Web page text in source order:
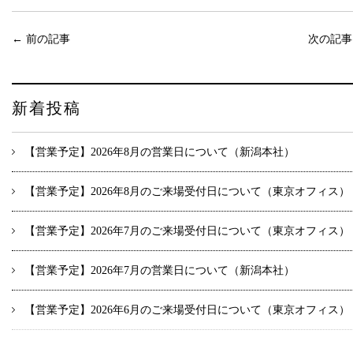
← 前の記事 次の記
新着投稿
【営業予定】2026年8月の営業日について（新潟本社）
【営業予定】2026年8月のご来場受付日について（東京オフィス）
【営業予定】2026年7月のご来場受付日について（東京オフィス）
【営業予定】2026年7月の営業日について（新潟本社）
【営業予定】2026年6月のご来場受付日について（東京オフィス）